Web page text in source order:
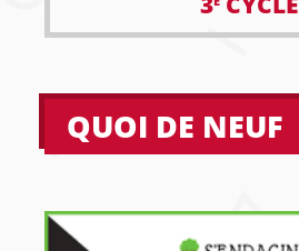
QUOI DE NEUF